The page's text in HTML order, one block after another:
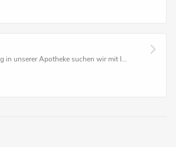
in unserer Apotheke suchen wir mit I...